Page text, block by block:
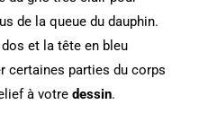
de la queue du dauphin.
et la tête en bleu
certaines parties du corps
à votre dessin.